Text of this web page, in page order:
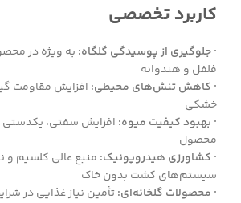
کاربرد تخصصی
· جلوگیری از پوسیدگی گلگاه: به ویژه در
فلفل و هندوانه
· کاهش تنش‌های محیطی: افزایش مقاومت
خشکی
· بهبود کیفیت میوه: افزایش سفتی، یکدستی
محصول
· کشاورزی هیدروپونیک: منبع عالی کلسیم و
سیستم‌های کشت بدون خاک
· محصولات گلخانه‌ای:تأمین نیاز غذایی در